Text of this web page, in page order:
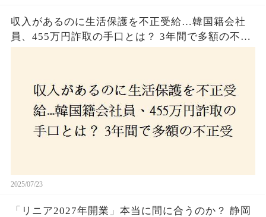
収入があるのに生活保護を不正受給…韓国籍会社
員、455万円詐取の手口とは？ 3年間で多額の不正
2025/07/23
「リニア2027年開業」本当に間に合うのか？ 静岡